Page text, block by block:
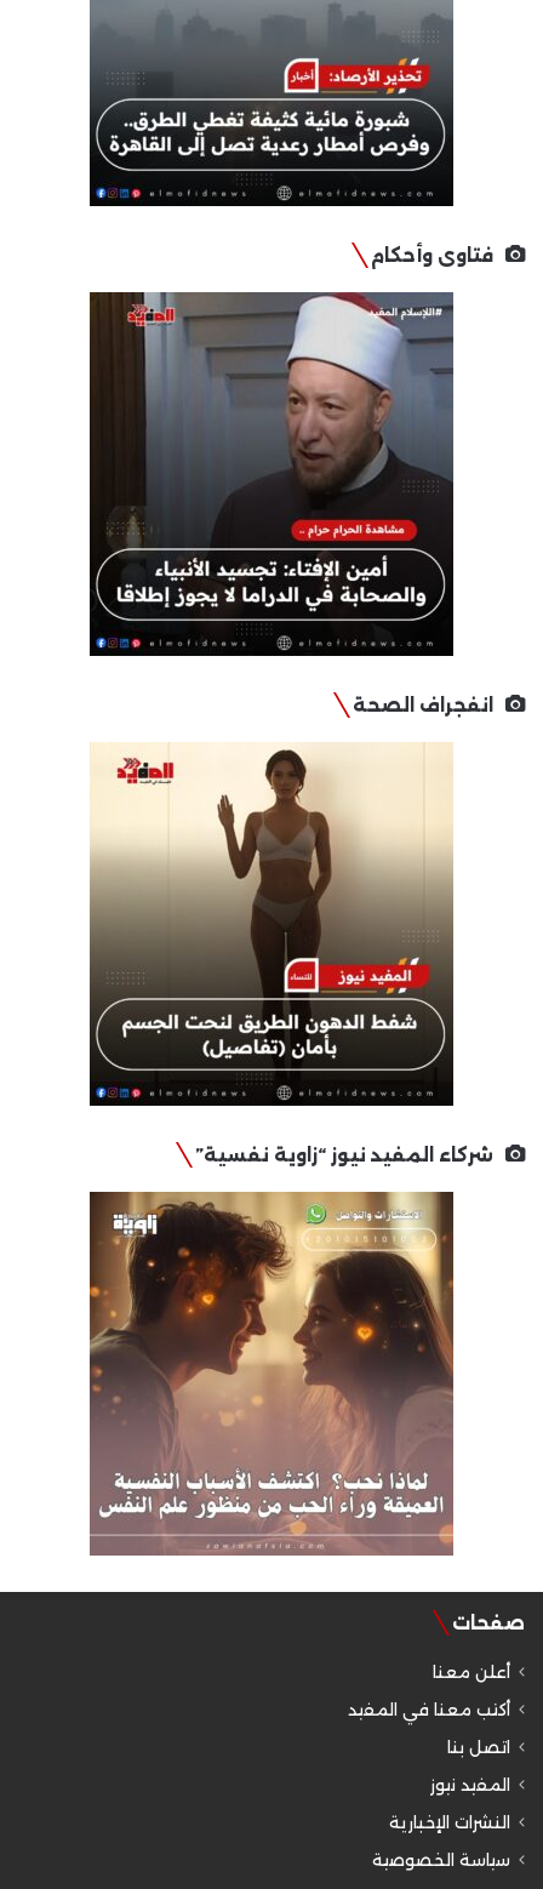
فتاوى وأحكام
انفجراف الصحة
شركاء المفيد نيوز “زاوية نفسية”
صفحات
أعلن معنا
أكتب معنا في المفيد
اتصل بنا
المفيد نيوز
النشرات الإخبارية
سياسة الخصوصية